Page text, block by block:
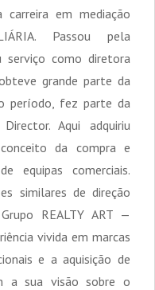
em mediação
Passou pela
serviço como diretora
grande parte da
período, fez parte da
Aqui adquiriu
da compra e
equipas comerciais.
similares de direção
REALTY ART —
vivida em marcas
e a aquisição de
a sua visão sobre o